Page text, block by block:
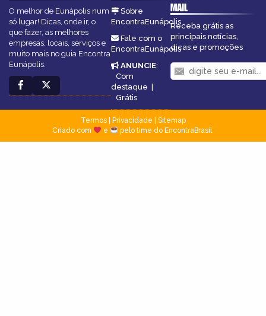
O melhor de Eunápolis num
só lugar! Dicas, onde ir, o
que fazer, as melhores
empresas, locais, serviços e
muito mais no guia Encontra
Eunápolis.
Sobre
EncontraEunápolis
Fale com o
EncontraEunápolis
ANUNCIE:
Com
destaque |
Grátis
MAIL
Receba grátis as
principais notícias,
dicas e promoções
Termos| Privacidade
Sitemap
Criado com
e pelo time do EncontraBrasil